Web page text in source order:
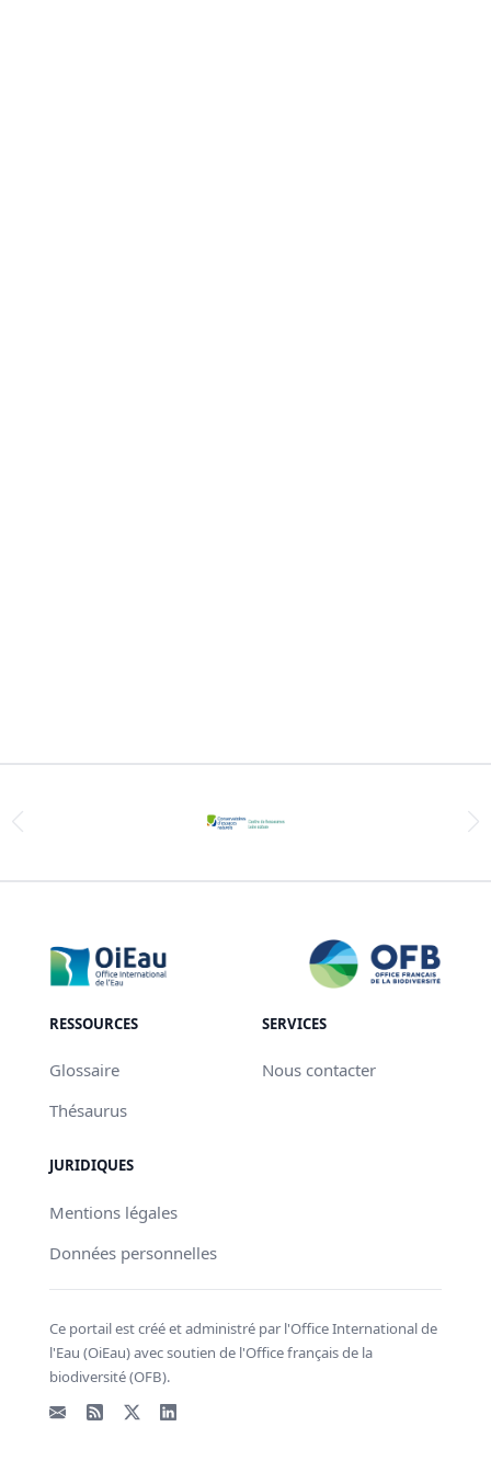
RESSOURCES
Glossaire
Thésaurus
SERVICES
Nous contacter
JURIDIQUES
Mentions légales
Données personnelles
Ce portail est créé et administré par l'Office International de
l'Eau (OiEau) avec soutien de l'Office français de la
biodiversité (OFB).